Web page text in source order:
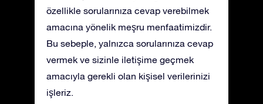
özellikle sorularınıza cevap verebilmek
amacına yönelik meşru menfaatimizdir.
Bu sebeple, yalnızca sorularınıza cevap
vermek ve sizinle iletişime geçmek
amacıyla gerekli olan kişisel verilerinizi
işleriz.